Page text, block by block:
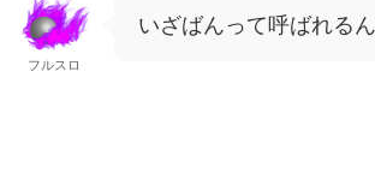
フルスロ
いざばんって呼ばれる